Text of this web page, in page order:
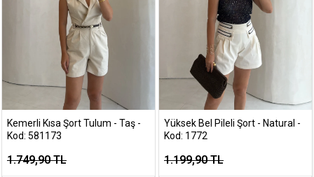
Kemerli Kısa Şort Tulum - Taş -
Kod: 581173
1.749,90 TL
Yüksek Bel Pileli Şort - Natural -
Kod: 1772
1.199,90 TL